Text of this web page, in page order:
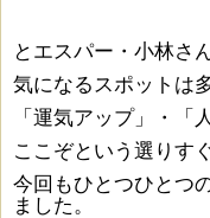
とエスパー・小林さ
気になるスポットは
「運気アップ」・「
ここぞという選りす
今回もひとつひとつ
ました。